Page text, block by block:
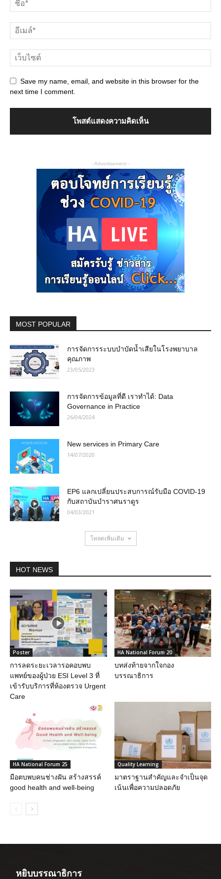
Save my name, email, and website in this browser for the
next time I comment.
- Advertisement -
MOST POPULAR
การจัดการระบบบำบัดน้ำเสียในโรงพยาบาล
คุณภาพ
23/05/2023
การจัดการข้อมูลที่ดี เราทำได้: Data
Governance in Practice
26/04/2024
New services in Primary Care
14/07/2020
EP6 แลกเปลี่ยนประสบการณ์รับมือ COVID-19
กับสถาบันบำราศนราดูร
04/03/2021
โหลดเพิ่มเติม
HOT NEWS
Poster
การลดระยะเวลารอคอบพบ
แพทย์ของผู้ป่วย ESI Level 3 ที่
เข้ารับบริการที่ห้องตรวจ Urgent
Care
HA National Forum 20
บทส่งท้ายจากใจกอง
บรรณาธิการ
HA National Forum 25
มือตบพบคนช่างฝัน สร้างสรรค์
good health and well-being
Quality Learning
มาตราฐานสำคัญและจำเป็นจุด
เน้นเพื่อความปลอดภัย
หยิบบรรณาธิการ